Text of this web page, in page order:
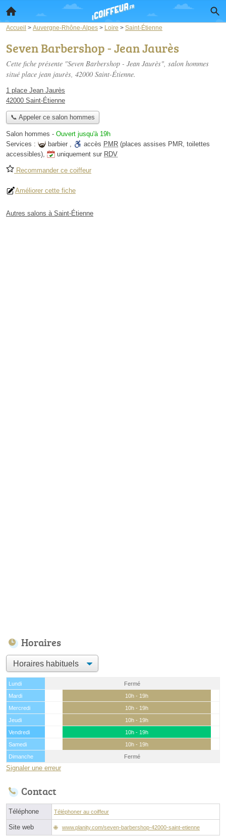
Accueil > Auvergne-Rhône-Alpes > Loire > Saint-Étienne
Seven Barbershop - Jean Jaurès
Cette fiche présente "Seven Barbershop - Jean Jaurès", salon hommes
situé place jean jaurès, 42000 Saint-Étienne.
1 place Jean Jaurès
42000 Saint-Étienne
📞 Appeler ce salon hommes
Salon hommes - Ouvert jusqu'à 19h
Services :
barbier , accès PMR (places assises PMR, toilettes
accessibles), uniquement sur RDV
Recommander ce coiffeur
Améliorer cette fiche
Autres salons à Saint-Étienne
Horaires
Lundi
Fermé
Mardi
10h - 19h
Mercredi
10h - 19h
Jeudi
10h - 19h
Vendredi
10h - 19h
Samedi
10h - 19h
Dimanche
Fermé
Signaler une erreur
Contact
Téléphone Téléphoner au coiffeur
Site web www.planity.com/seven-barbershop-42000-saint-etienne